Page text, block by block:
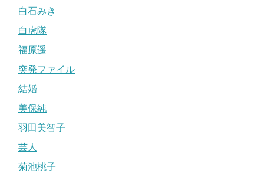
白石みき
白虎隊
福原遥
突発ファイル
結婚
美保純
羽田美智子
芸人
菊池桃子